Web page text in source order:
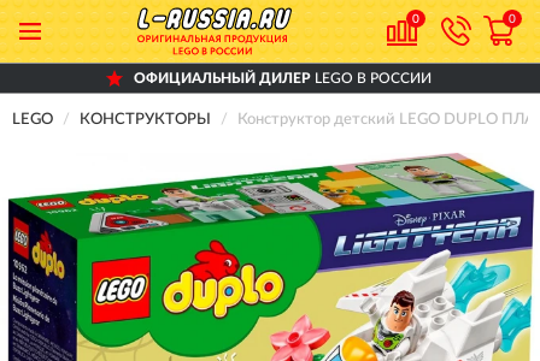
0 0
ОФИЦИАЛЬНЫЙ ДИЛЕР LEGO В РОССИИ
LEGO КОНСТРУКТОРЫ Конструктор детский LEGO DUPLO